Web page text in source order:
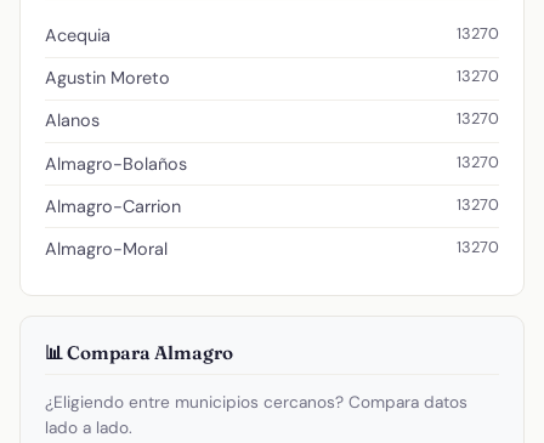
Acequia 13270
Agustin Moreto 13270
Alanos 13270
Almagro-Bolaños 13270
Almagro-Carrion 13270
Almagro-Moral 13270
📊 Compara Almagro
¿Eligiendo entre municipios cercanos? Compara datos
lado a lado.